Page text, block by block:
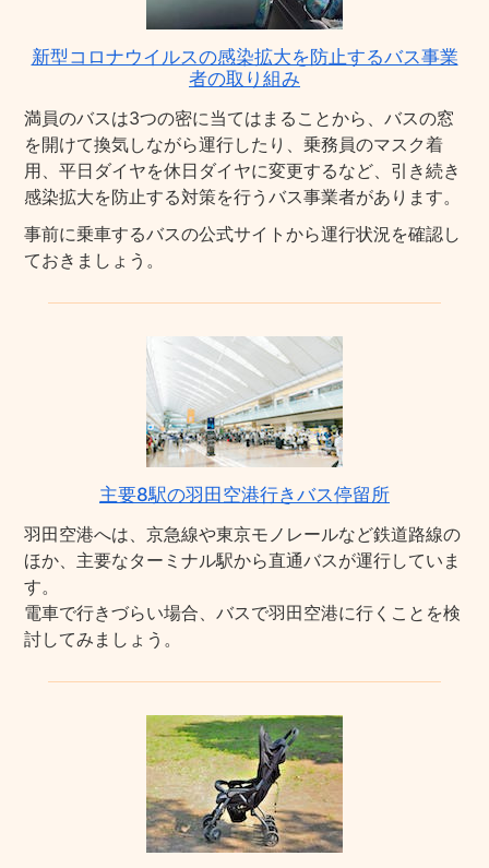
新型コロナウイルスの感染拡大を防止するバス事業
者の取り組み
満員のバスは3つの密に当てはまることから、バスの窓
を開けて換気しながら運行したり、乗務員のマスク着
用、平日ダイヤを休日ダイヤに変更するなど、引き続き
感染拡大を防止する対策を行うバス事業者があります。
事前に乗車するバスの公式サイトから運行状況を確認し
ておきましょう。
主要8駅の羽田空港行きバス停留所
羽田空港へは、京急線や東京モノレールなど鉄道路線の
ほか、主要なターミナル駅から直通バスが運行していま
す。
電車で行きづらい場合、バスで羽田空港に行くことを検
討してみましょう。